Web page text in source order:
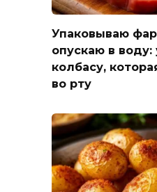
Упаковываю
опускаю в
колбасу,
во рту